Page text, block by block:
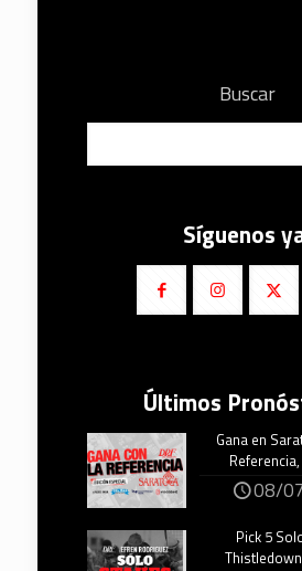
Buscar
Síguenos
Últimos
Gana en
08/
Pick 5